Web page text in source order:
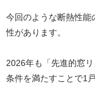
今回のような断熱性能
性があります。
2026年も「先進的窓リ
条件を満たすことで1